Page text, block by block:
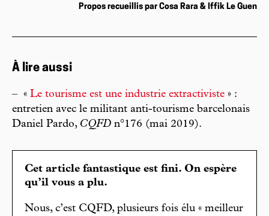
Propos recueillis par Cosa Rara & Iffik Le Guen
À lire aussi
– « Le tourisme est une industrie extractiviste » :
entretien avec le militant anti-tourisme barcelonais
Daniel Pardo, CQFD n°176 (mai 2019).
Cet article fantastique est fini. On espère
qu’il vous a plu.
Nous, c’est CQFD, plusieurs fois élu « meilleur